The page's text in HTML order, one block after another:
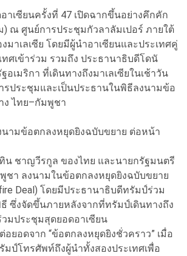
าเซียนครั้งที่ 47 เปิดฉากขึ้นอย่างคึกคัก
) ณ ศูนย์การประชุมกัวลาลัมเปอร์ ภายใต้
มาเลเซีย โดยมีผู้นำอาเซียนและประเทศคู่
ทศเข้าร่วม รวมถึง ประธานาธิบดีโดนั
เมริกา ที่เดินทางถึงมาเลเซียในเช้าวัน
รประชุมและเป็นประธานในพิธีลงนามข้อ
ง ไทย–กัมพูชา
ามข้อตกลงหยุดยิงฉบับขยาย ต่อหน้า
น ชาญวีรกูล ของไทย และนายกรัฐมนตรี
ชา ลงนามในข้อตกลงหยุดยิงฉบับขยาย
Deal) โดยมีประธานาธิบดีทรัมป์ร่วม
ซึ่งจัดขึ้นภายหลังจากที่ทรัมป์เดินทางถึง
วมประชุมสุดยอดอาเซียน
ยอดจาก “ข้อตกลงหยุดยิงชั่วคราว” เมื่อ
มป์โทรศัพท์ถึงผู้นำทั้งสองประเทศเพื่อ